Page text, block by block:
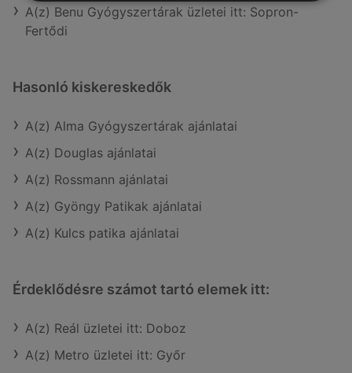
A(z) Benu Gyógyszertárak üzletei itt: Sopron-
Fertődi
Hasonló kiskereskedők
A(z) Alma Gyógyszertárak ajánlatai
A(z) Douglas ajánlatai
A(z) Rossmann ajánlatai
A(z) Gyöngy Patikak ajánlatai
A(z) Kulcs patika ajánlatai
Érdeklődésre számot tartó elemek itt:
A(z) Reál üzletei itt: Doboz
A(z) Metro üzletei itt: Győr